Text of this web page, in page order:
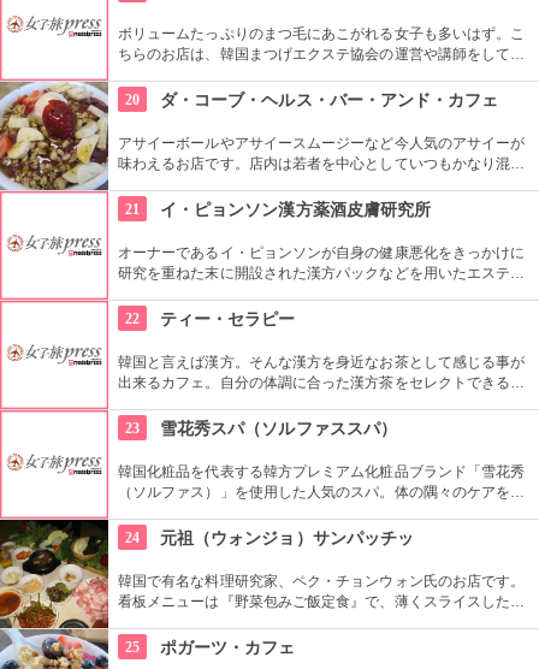
ボリュームたっぷりのまつ毛にあこがれる女子も多いはず。こ
ちらのお店は、韓国まつげエクステ協会の運営や講師をしてい
ムアップ。かつ、美しく仕上がるので、リピーターも多いで
す。
20 ダ・コーブ・ヘルス・バー・アンド・カフェ
アサイーボールやアサイースムージーなど今人気のアサイーが
味わえるお店です。店内は若者を中心としていつもかなり混ん
りアットホームな雰囲気です。夜にはバーになり、地元のミュ
ージシャンの演奏が聴けることもあるのだとか
21 イ・ピョンソン漢方薬酒皮膚研究所
オーナーであるイ・ピョンソンが自身の健康悪化をきっかけに
研究を重ねた末に開設された漢方パックなどを用いたエステサ
ーダーメイドで施術は全てオールハンドで丁寧に施され、溜ま
った老廃物をすっきりと流してくれます。
22 ティー・セラピー
韓国と言えば漢方。そんな漢方を身近なお茶として感じる事が
出来るカフェ。自分の体調に合った漢方茶をセレクトできる
することもできます。
23 雪花秀スパ（ソルファススパ）
韓国化粧品を代表する韓方プレミアム化粧品ブランド「雪花秀
（ソルファス）」を使用した人気のスパ。体の隅々のケアをす
術が受けれます。自分へのごほうびにいかがでしょう。
24 元祖（ウォンジョ）サンパッチッ
韓国で有名な料理研究家、ペク・チョンウォン氏のお店です。
看板メニューは『野菜包みご飯定食』で、薄くスライスした色
れる有機野菜はなんと30種類も。見た目も楽しいですよ。
25 ポガーツ・カフェ